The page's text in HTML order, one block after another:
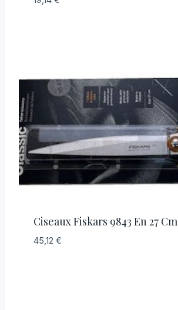
Ciseaux Fiskars 9843 En 27 Cm
45,12 €